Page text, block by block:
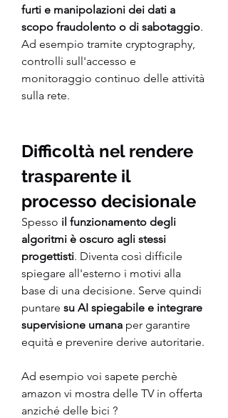
furti e manipolazioni dei dati a
scopo fraudolento o di sabotaggio.
Ad esempio tramite cryptography,
controlli sull'accesso e
monitoraggio continuo delle attività
sulla rete.
Difficoltà nel rendere
trasparente il
processo decisionale
Spesso il funzionamento degli
algoritmi è oscuro agli stessi
progettisti. Diventa così difficile
spiegare all'esterno i motivi alla
base di una decisione. Serve quindi
puntare su AI spiegabile e integrare
supervisione umana per garantire
equità e prevenire derive autoritarie.
Ad esempio voi sapete perchè
amazon vi mostra delle TV in offerta
anziché delle bici ?